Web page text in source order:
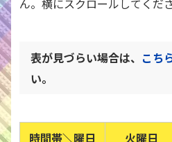
ん。横にスクロールしてくだ
表が見づらい場合は、 こち
い。
時間帯＼曜日 火曜日